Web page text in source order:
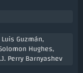
Luis Guzmán,
Hughes,
Perry Barnyashev